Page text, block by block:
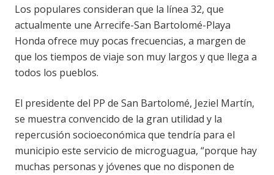
Los populares consideran que la línea 32, que
actualmente une Arrecife-San Bartolomé-Playa
Honda ofrece muy pocas frecuencias, a margen de
que los tiempos de viaje son muy largos y que llega a
todos los pueblos.
El presidente del PP de San Bartolomé, Jeziel Martín,
se muestra convencido de la gran utilidad y la
repercusión socioeconómica que tendría para el
municipio este servicio de microguagua, “porque hay
muchas personas y jóvenes que no disponen de